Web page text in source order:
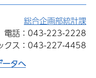
総合企画部統計課
電話：043-223-2228
クス：043-227-4458
タへ